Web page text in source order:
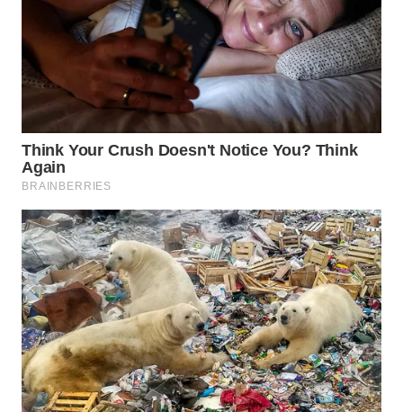
WN
MALUKU
MALUT
WN
DAIRI
WN
DANAU
TOBA
WN
NIAS
WN
LANGKAT